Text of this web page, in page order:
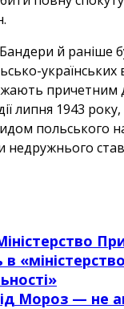
й раніше
українських
причетним
липня 1943
польського
недружнього
«міністерство
Мороз — не